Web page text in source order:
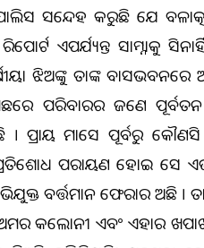
ସନ୍ଦେହ କରୁଛି ଯେ
ଏପର୍ଯ୍ୟନ୍ତ ସାମ୍ନାକୁ
ଝିଅଙ୍କୁ ତାଙ୍କ ବାସଭବନରେ
ପଛରେ ପରିବାରର ଜଣେ
ପ୍ରାୟ ମାସେ ପୂର୍ବରୁ
ପରାୟଣ ହୋଇ ସେ
ବର୍ତ୍ତମାନ ଫେରାର ଅଛି ।
କଲୋନୀ ଏବଂ ଏହାର